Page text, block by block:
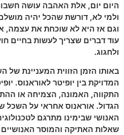
היום יום, אלת האהבה עושה
ולמי לא, דורשת שהכל יהיה
וגם אז היא לא שוכחת את עצמה,
עוד דברים שצריך לעשות בחיים
ולחגוג.
באותו הזמן הזווית המעניינת של
המדויקת בין יופיטר לאוראנוס.
התקווה, האמונה, הצמיחה או
הגדול. אוראנוס אחראי על השכל
האנושי שבימינו מתרגם
שאלות האתיקה והמוסר האנושיים